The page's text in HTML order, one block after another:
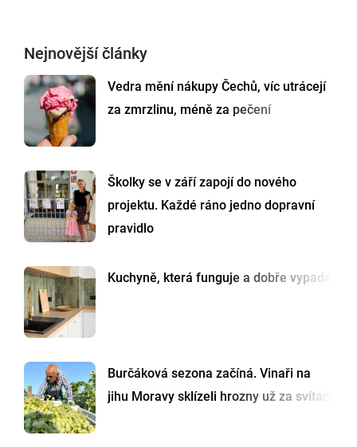
Nejnovější články
Vedra mění nákupy Čechů, víc utrácejí
za zmrzlinu, méně za pečení
Školky se v září zapojí do nového
projektu. Každé ráno jedno dopravní
pravidlo
Kuchyně, která funguje a dobře vypadá
Burčáková sezona začíná. Vinaři na
jihu Moravy sklízeli hrozny už za svítání